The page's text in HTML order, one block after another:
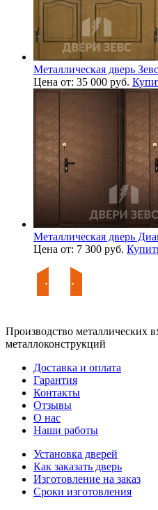
Металлическая дверь
Цена от: 35 000 руб.
Металлическая дверь
Цена от: 7 300 руб.
Производство металлических
металлоконструкций
Доставка и оплата
Гарантия
Контакты
Отзывы
О нас
Наши работы
Установка дверей
Как заказать дверь
Изготовление на заказ
Сроки изготовления